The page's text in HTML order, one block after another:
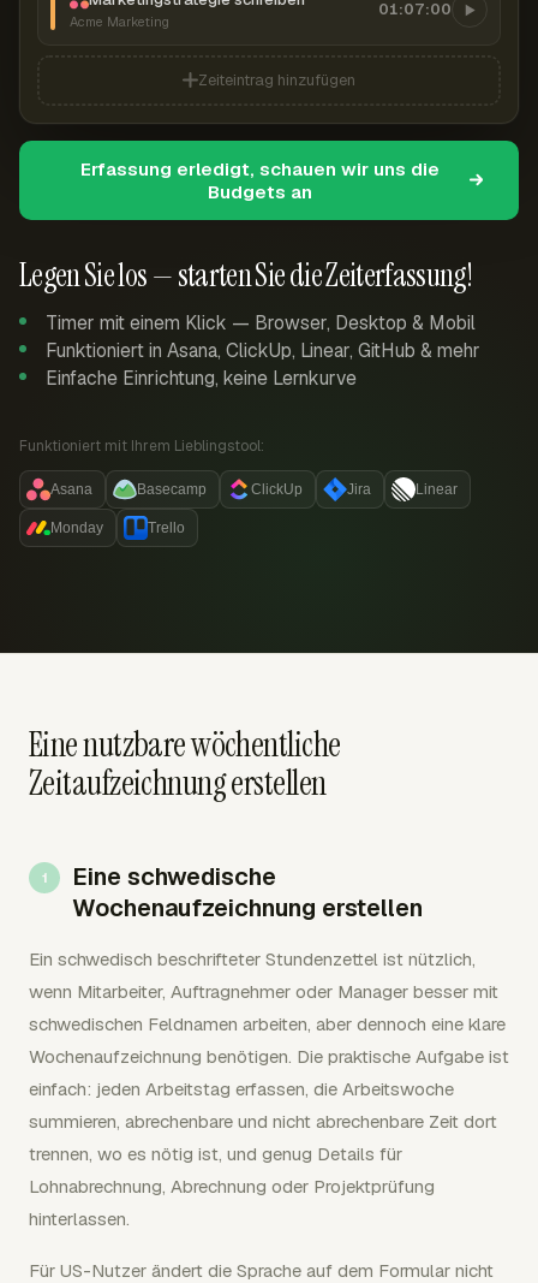
Legen Sie los — starten Sie die Zeiterfassung!
Timer mit einem Klick — Browser, Desktop & Mobil
Funktioniert in Asana, ClickUp, Linear, GitHub & mehr
Einfache Einrichtung, keine Lernkurve
Funktioniert mit Ihrem Lieblingstool:
Asana Basecamp ClickUp Jira Linear
Monday Trello
Acme Marketing
01:07:00
Zeiteintrag hinzufügen
Erfassung erledigt, schauen wir uns die
Budgets an
Eine nutzbare wöchentliche
Zeitaufzeichnung erstellen
Eine schwedische
Wochenaufzeichnung erstellen
Ein schwedisch beschrifteter Stundenzettel ist nützlich,
wenn Mitarbeiter, Auftragnehmer oder Manager besser mit
schwedischen Feldnamen arbeiten, aber dennoch eine klare
Wochenaufzeichnung benötigen. Die praktische Aufgabe ist
einfach: jeden Arbeitstag erfassen, die Arbeitswoche
summieren, abrechenbare und nicht abrechenbare Zeit dort
trennen, wo es nötig ist, und genug Details für
Lohnabrechnung, Abrechnung oder Projektprüfung
hinterlassen.
Für US-Nutzer ändert die Sprache auf dem Formular nicht